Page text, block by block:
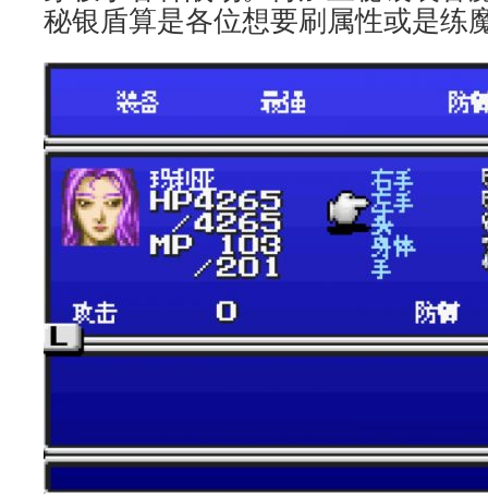
秘银盾算是各位想要刷属性或是练